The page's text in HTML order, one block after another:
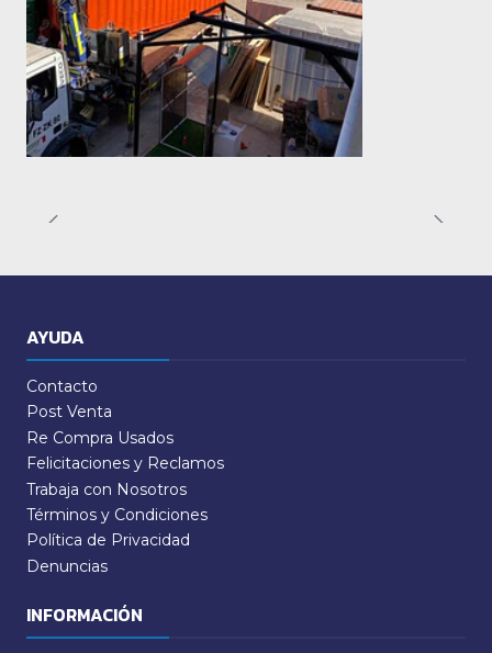
AYUDA
Contacto
Post Venta
Re Compra Usados
Felicitaciones y Reclamos
Trabaja con Nosotros
Términos y Condiciones
Política de Privacidad
Denuncias
INFORMACIÓN